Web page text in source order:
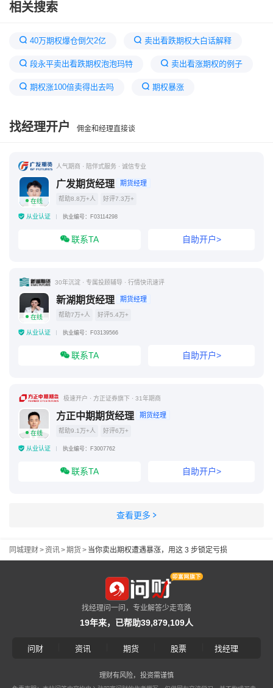
相关搜索
40万期权爆仓倒欠2亿 卖出看跌期权大白话解释
段永平卖出看跌期权泡泡玛特 卖出看涨期权的例子
期权涨100倍卖得出去吗 期权暴涨
炒期权一天亏了好几万
找经理开户 佣金和经理直接谈
人气期商 · 陪伴式服务 · 诚信专业
在线
广发期货经理 期货经理
帮助8.8万+人 好评7.3万+
从业认证 执业编号：F03114298
联系TA 自助开户>
30年沉淀 · 专属投顾辅导 · 行情快讯速评
在线
新湖期货经理 期货经理
帮助7万+人 好评5.4万+
从业认证 执业编号：F03139566
联系TA 自助开户>
极速开户 · 方正证券旗下 · 31年期商
在线
方正中期期货经理 期货经理
帮助9.1万+人 好评6万+
从业认证 执业编号：F3007762
联系TA 自助开户>
查看更多
同城理财>资讯>期货> 当你卖出期权遭遇暴涨，用这 3 步锁定亏损
找经理问一问，专业解答少走弯路
19年来，已帮助39,879,109人
问财 资讯 期货 股票 找经理
理财有风险，投资需谨慎